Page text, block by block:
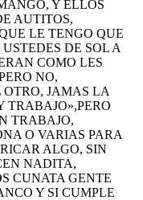
Y ELLOS
AUTITOS,
LE TENGO QUE
DE SOL A
COMO LES
NO,
OTRO, JAMAS LA
TRABAJO»,PERO
TRABAJO,
O VARIAS PARA
ALGO, SIN
NADITA,
CUNATA GENTE
Y SI CUMPLE